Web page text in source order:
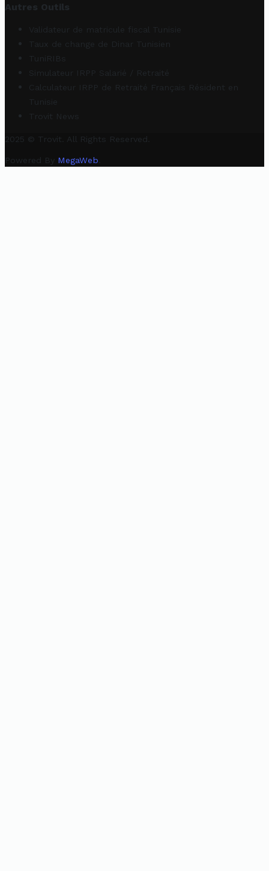
Autres Outils
Validateur de matricule fiscal Tunisie
Taux de change de Dinar Tunisien
TuniRIBs
Simulateur IRPP Salarié / Retraité
Calculateur IRPP de Retraité Français Résident en
Tunisie
Trovit News
2025 © Trovit. All Rights Reserved.
Powered By MegaWeb